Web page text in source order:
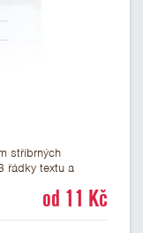
stříbrných
řádky textu a
vhodný prood 11 Kč